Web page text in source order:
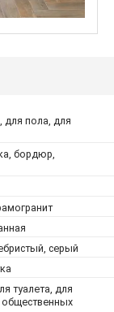
для пола, для
бордюр,
серый
туалета, для
общественных